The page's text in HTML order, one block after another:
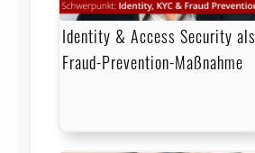
Identity & Access Security als
Fraud-Prevention-Maßnahme